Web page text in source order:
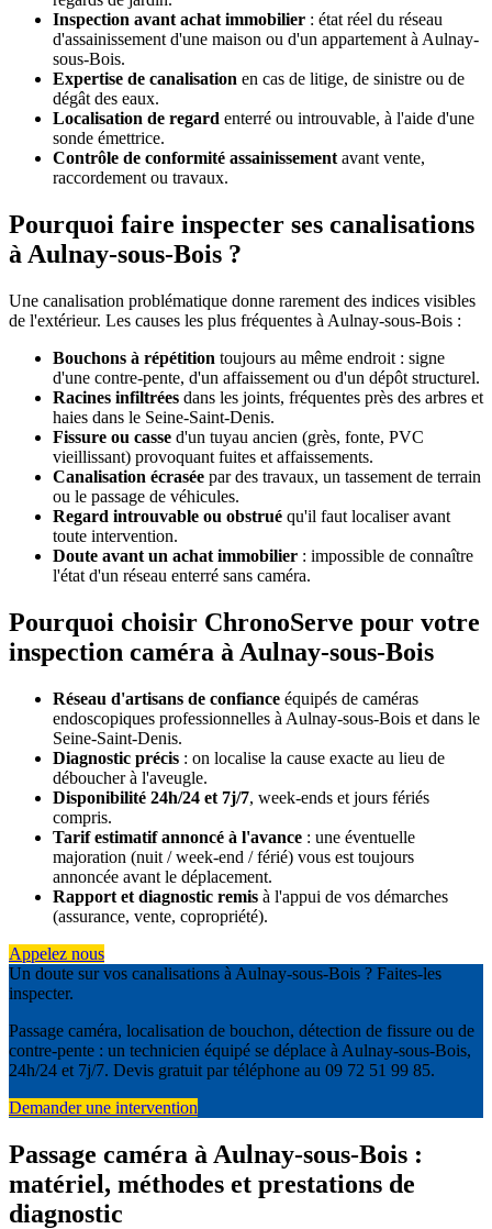
Inspection avant achat immobilier : état réel du réseau
d'assainissement d'une maison ou d'un appartement à Aulnay-
sous-Bois.
Expertise de canalisation en cas de litige, de sinistre ou de
dégât des eaux.
Localisation de regard enterré ou introuvable, à l'aide d'une
sonde émettrice.
Contrôle de conformité assainissement avant vente,
raccordement ou travaux.
Pourquoi faire inspecter ses canalisations
à Aulnay-sous-Bois ?
Une canalisation problématique donne rarement des indices visibles
de l'extérieur. Les causes les plus fréquentes à Aulnay-sous-Bois :
Bouchons à répétition toujours au même endroit : signe
d'une contre-pente, d'un affaissement ou d'un dépôt structurel.
Racines infiltrées dans les joints, fréquentes près des arbres et
haies dans le Seine-Saint-Denis.
Fissure ou casse d'un tuyau ancien (grès, fonte, PVC
vieillissant) provoquant fuites et affaissements.
Canalisation écrasée par des travaux, un tassement de terrain
ou le passage de véhicules.
Regard introuvable ou obstrué qu'il faut localiser avant
toute intervention.
Doute avant un achat immobilier : impossible de connaître
l'état d'un réseau enterré sans caméra.
Pourquoi choisir ChronoServe pour votre
inspection caméra à Aulnay-sous-Bois
Réseau d'artisans de confiance équipés de caméras
endoscopiques professionnelles à Aulnay-sous-Bois et dans le
Seine-Saint-Denis.
Diagnostic précis : on localise la cause exacte au lieu de
déboucher à l'aveugle.
Disponibilité 24h/24 et 7j/7, week-ends et jours fériés
compris.
Tarif estimatif annoncé à l'avance : une éventuelle
majoration (nuit / week-end / férié) vous est toujours
annoncée avant le déplacement.
Rapport et diagnostic remis à l'appui de vos démarches
(assurance, vente, copropriété).
Appelez nous
Un doute sur vos canalisations à Aulnay-sous-Bois ? Faites-les
inspecter.
Passage caméra, localisation de bouchon, détection de fissure ou de
contre-pente : un technicien équipé se déplace à Aulnay-sous-Bois,
24h/24 et 7j/7. Devis gratuit par téléphone au 09 72 51 99 85.
Demander une intervention
Passage caméra à Aulnay-sous-Bois :
matériel, méthodes et prestations de
diagnostic